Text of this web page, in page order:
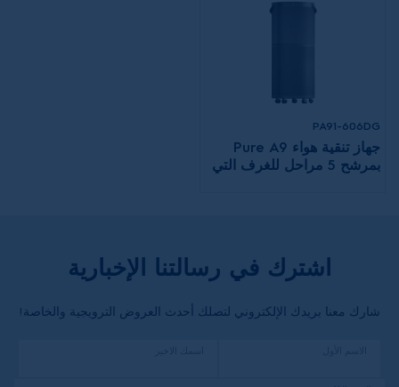
PA91-606DG
جهاز تنقية هواء Pure A9
بمرشح 5 مراحل للغرف التي
اشترك في رسالتنا الإخبارية
شارك معنا بريدك الإلكتروني لتصلك أحدث العروض الترويجية والخاصة!